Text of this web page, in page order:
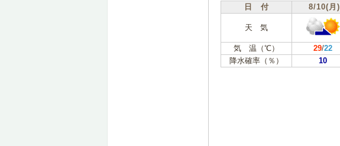
日 付 8/10(月)
天 気
気 温（℃） 29/22
降水確率（％）
10